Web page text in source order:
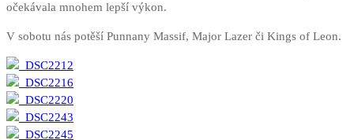
očekávala mnohem lepší výkon.
V sobotu nás potěší Punnany Massif, Major Lazer či Kings of Leon.